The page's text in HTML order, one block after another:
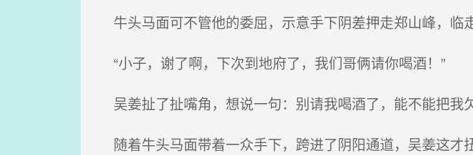
牛头马面可不管他的委屈，示意手下阴差押走郑山峰，临
“小子，谢了啊，下次到地府了，我们哥俩请你喝酒！”
吴姜扯了扯嘴角，想说一句：别请我喝酒了，能不能把我
随着牛头马面带着一众手下，跨进了阴阳通道，吴姜这才